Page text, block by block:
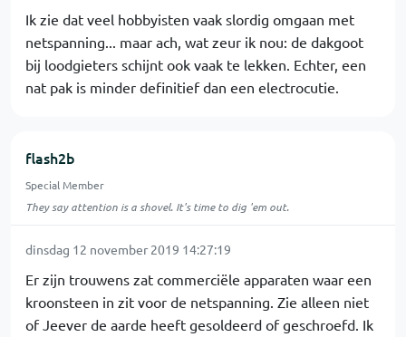
Ik zie dat veel hobbyisten vaak slordig omgaan met
netspanning... maar ach, wat zeur ik nou: de dakgoot
bij loodgieters schijnt ook vaak te lekken. Echter, een
nat pak is minder definitief dan een electrocutie.
flash2b
Special Member
They say attention is a shovel. It's time to dig 'em out.
dinsdag 12 november 2019 14:27:19
Er zijn trouwens zat commerciële apparaten waar een
kroonsteen in zit voor de netspanning. Zie alleen niet
of Jeever de aarde heeft gesoldeerd of geschroefd. Ik